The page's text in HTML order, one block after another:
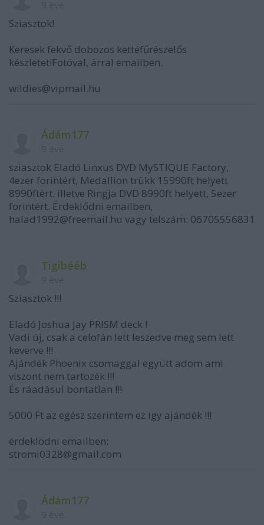
Sziasztok!
Keresek fekvő dobozos kettéfűrészelős
készletet!Fotóval, árral emailben.
wildies@vipmail.hu
Ádám177
sziasztok Eladó Linxus DVD MySTIQUE Factory,
4ezer forintért, Medallion trükk 15990ft helyett
8990ftért. illetve Ringja DVD 8990ft helyett, 5ezer
forintért. Érdeklődni emailben,
halad1992@freemail.hu vagy telszám: 06705556831
Tigibééb
Sziasztok !!!
Eladó Joshua Jay PRISM deck !
Vadi új, csak a celofán lett leszedve meg sem lett
keverve !!!
Ajándék Phoenix csomaggal együtt adom ami
viszont nem tartozék !!!
És ráadásul bontatlan !!!
5000 Ft az egész szerintem ez igy ajándék !!!
érdeklödni emailben:
stromi0328@gmail.com
Ádám177